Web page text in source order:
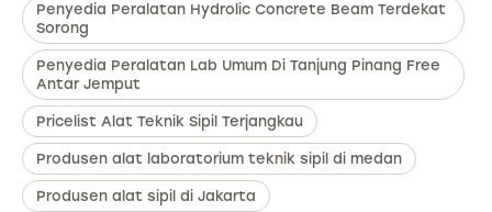
Penyedia Peralatan Hydrolic Concrete Beam Terdekat
Sorong
Penyedia Peralatan Lab Umum Di Tanjung Pinang Free
Antar Jemput
Pricelist Alat Teknik Sipil Terjangkau
Produsen alat laboratorium teknik sipil di medan
Produsen alat sipil di Jakarta